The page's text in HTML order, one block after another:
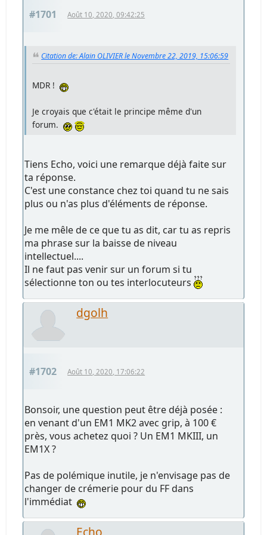
#1701 Août 10, 2020, 09:42:25
Citation de: Alain OLIVIER le Novembre 22, 2019, 15:06:59
MDR !
Je croyais que c'était le principe même d'un
forum.
Tiens Echo, voici une remarque déjà faite sur
ta réponse.
C'est une constance chez toi quand tu ne sais
plus ou n'as plus d'éléments de réponse.
Je me mêle de ce que tu as dit, car tu as repris
ma phrase sur la baisse de niveau
intellectuel....
Il ne faut pas venir sur un forum si tu
sélectionne ton ou tes interlocuteurs
dgolh
#1702 Août 10, 2020, 17:06:22
Bonsoir, une question peut être déjà posée :
en venant d'un EM1 MK2 avec grip, à 100 €
près, vous achetez quoi ? Un EM1 MKIII, un
EM1X ?
Pas de polémique inutile, je n'envisage pas de
changer de crémerie pour du FF dans
l'immédiat
Echo